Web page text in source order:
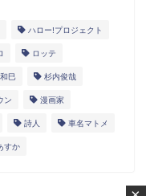
ハロー!プロジェクト
ロッテ
巳 杉内俊哉
ン 漫画家
詩人 車名マトメ
すか